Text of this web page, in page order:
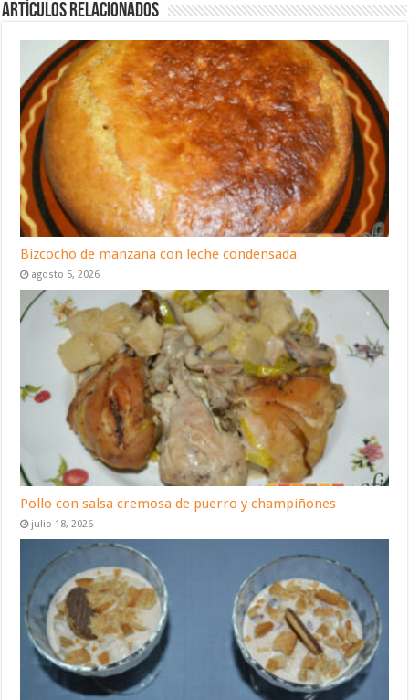
Artículos relacionados
Bizcocho de manzana con leche condensada
agosto 5, 2026
Pollo con salsa cremosa de puerro y champiñones
julio 18, 2026